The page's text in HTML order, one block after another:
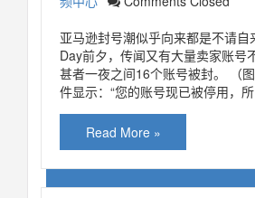
亚马逊封号潮似乎向来都是不请
Day前夕，传闻又有大量卖家账号
甚者一夜之间16个账号被封。 （
件显示：“您的账号现已被停用，
Read More »